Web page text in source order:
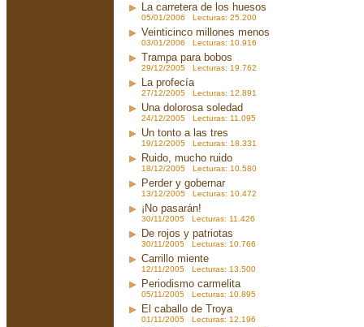
La carretera de los huesos
05/01/2006 Lecturas: 25.200
Veinticinco millones menos
03/01/2006 Lecturas: 10.916
Trampa para bobos
29/12/2005 Lecturas: 19.762
La profecía
27/12/2005 Lecturas: 12.891
Una dolorosa soledad
24/12/2005 Lecturas: 11.095
Un tonto a las tres
19/12/2005 Lecturas: 18.331
Ruido, mucho ruido
18/12/2005 Lecturas: 10.580
Perder y gobernar
13/12/2005 Lecturas: 10.472
¡No pasarán!
30/11/2005 Lecturas: 11.426
De rojos y patriotas
30/11/2005 Lecturas: 10.766
Carrillo miente
12/11/2005 Lecturas: 13.500
Periodismo carmelita
05/11/2005 Lecturas: 10.895
El caballo de Troya
01/11/2005 Lecturas: 12.196